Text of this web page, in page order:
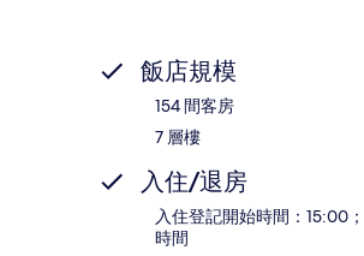
飯店規模
154 間客房
7 層樓
入住/退房
入住登記開始時間：15:00
時間